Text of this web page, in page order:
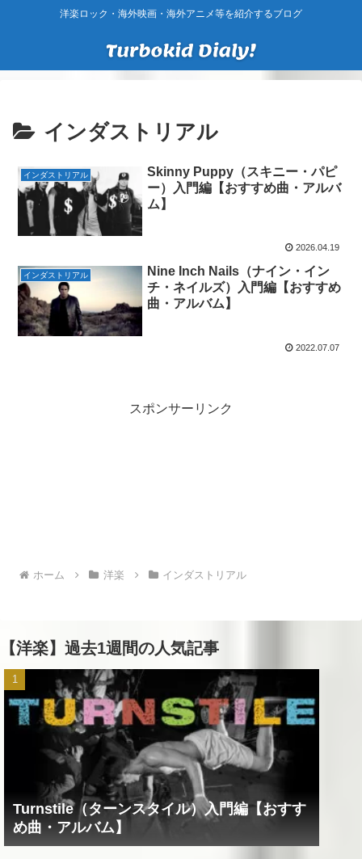
洋楽ロック・海外映画・海外アニメ等を紹介するブログ
インダストリアル
インダストリアル
Skinny Puppy（スキニー・パピ
ー）入門編【おすすめ曲・アルバ
ム】
2026.04.19
インダストリアル
Nine Inch Nails（ナイン・イン
チ・ネイルズ）入門編【おすすめ
曲・アルバム】
2022.07.07
スポンサーリンク
ホーム 洋楽 インダストリアル
【洋楽】過去1週間の人気記事
Turnstile（ターンスタイル）入門編【おすす
め曲・アルバム】